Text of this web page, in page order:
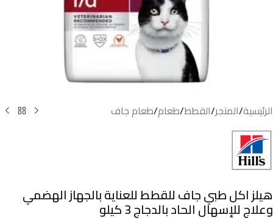
الرئيسية/المتجر/القطط/طعام/طعام جاف
هيلز اكل طبي جاف للقطط للعناية بالجهاز الهضمي
وعلاج للإسهال الحاد بالدجاج 3 كيلو